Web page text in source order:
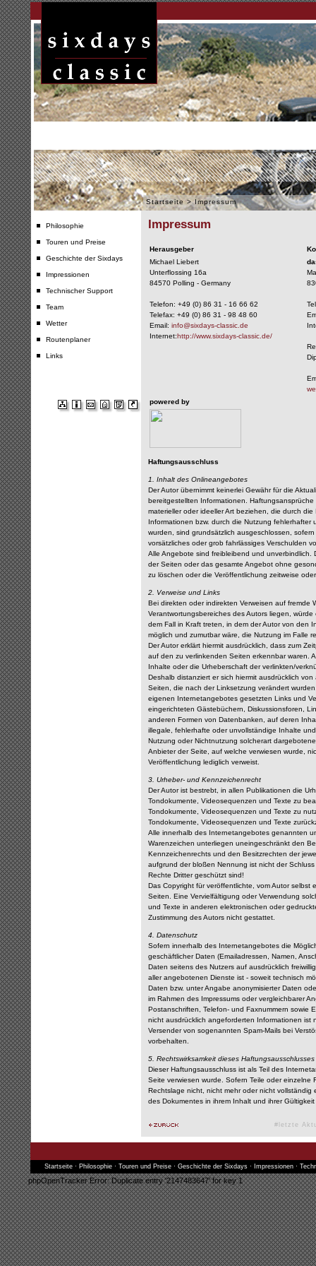
Startseite > Impressum
Philosophie
Touren und Preise
Geschichte der Sixdays
Impressionen
Technischer Support
Team
Wetter
Routenplaner
Links
Impressum
Herausgeber
Michael Liebert
Unterflossing 16a
84570 Polling - Germany
Telefon: +49 (0) 86 31 - 16 66 62
Telefax: +49 (0) 86 31 - 98 48 60
Email: info@sixdays-classic.de
Internet:http://www.sixdays-classic.de/
powered by
Haftungsausschluss
1. Inhalt des Onlineangebotes
Der Autor übernimmt keinerlei Gewähr für die
bereitgestellten Informationen.
materieller oder ideeller Art beziehen, die durch
Informationen bzw. durch die Nutzung
wurden, sind grundsätzlich ausgeschlossen,
vorsätzliches oder grob fahrlässiges Verschulden
Alle Angebote sind freibleibend und unverbindlich.
der Seiten oder das gesamte Angebot ohne
zu löschen oder die Veröffentlichung zeitweise
2. Verweise und Links
Bei direkten oder indirekten Verweisen auf fremde
Verantwortungsbereiches des Autors liegen,
dem Fall in Kraft treten, in dem der Autor von den
möglich und zumutbar wäre, die Nutzung im Falle
Der Autor erklärt hiermit ausdrücklich, dass zum
auf den zu verlinkenden Seiten erkennbar waren.
Inhalte oder die Urheberschaft der verlinkten/
Deshalb distanziert er sich hiermit ausdrücklich
Seiten, die nach der Linksetzung verändert
eigenen Internetangebotes gesetzten Links und
eingerichteten Gästebüchern, Diskussionsforen,
anderen Formen von Datenbanken, auf deren
illegale, fehlerhafte oder unvollständige Inhalte
Nutzung oder Nichtnutzung solcherart
Anbieter der Seite, auf welche verwiesen wurde,
Veröffentlichung lediglich verweist.
3. Urheber- und Kennzeichenrecht
Der Autor ist bestrebt, in allen Publikationen die
Tondokumente, Videosequenzen und Texte zu
Tondokumente, Videosequenzen und Texte zu
Tondokumente, Videosequenzen und Texte
Alle innerhalb des Internetangebotes genannten
Warenzeichen unterliegen uneingeschränkt den
Kennzeichenrechts und den Besitzrechten der
aufgrund der bloßen Nennung ist nicht der
Rechte Dritter geschützt sind!
Das Copyright für veröffentlichte, vom Autor selbst
Seiten. Eine Vervielfältigung oder Verwendung
und Texte in anderen elektronischen oder
Zustimmung des Autors nicht gestattet.
4. Datenschutz
Sofern innerhalb des Internetangebotes die
geschäftlicher Daten (Emailadressen, Namen,
Daten seitens des Nutzers auf ausdrücklich
aller angebotenen Dienste ist - soweit technisch
Daten bzw. unter Angabe anonymisierter Daten
im Rahmen des Impressums oder vergleichbarer
Postanschriften, Telefon- und Faxnummern sowie
nicht ausdrücklich angeforderten Informationen
Versender von sogenannten Spam-Mails bei
vorbehalten.
5. Rechtswirksamkeit dieses Haftungsausschlusses
Dieser Haftungsausschluss ist als Teil des
Seite verwiesen wurde. Sofern Teile oder einzelne
Rechtslage nicht, nicht mehr oder nicht
des Dokumentes in ihrem Inhalt und ihrer
#letzte
Startseite· Philosophie· Touren und Preise· Geschichte der Sixdays· Impressionen·
phpOpenTracker Error: Duplicate entry '2147483647' for key 1